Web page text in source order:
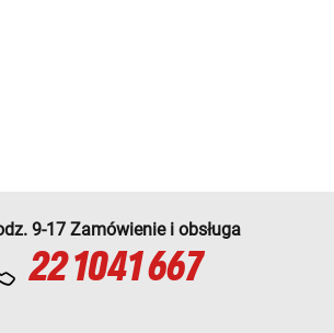
9-17 Zamówienie i obsługa
22 1041 667